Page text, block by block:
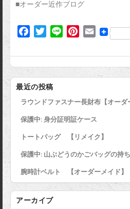
■オーダー近作ブログ
c
e
b
o
o
k
i
t
t
e
r
n
e
n
t
e
e
s
a
i
l
最近の投稿
ラウンドファスナー長財布【オーダ
保護中: 身分証明証ケース
トートバッグ 【リメイク】
保護中: 山ぶどうのかごバッグの持
腕時計ベルト 【オーダーメイド】
アーカイブ